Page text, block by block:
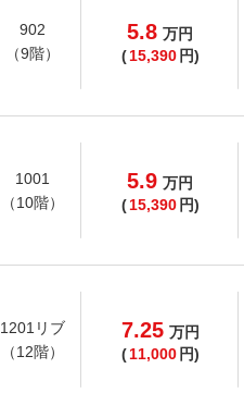
902
（9階）
5.8 万円
( 15,390 円)
1001
（10階）
5.9 万円
( 15,390 円)
1201リブ
（12階）
7.25 万円
( 11,000 円)